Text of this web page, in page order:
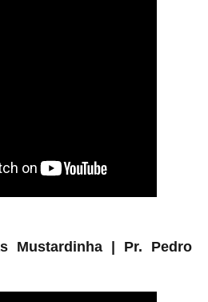
Mustardinha | Pr. Pedro